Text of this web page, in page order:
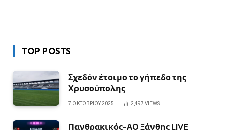
TOP POSTS
Σχεδόν έτοιμο το γήπεδο της
Χρυσούπολης
7 ΟΚΤΩΒΡΊΟΥ 2025 2,497 VIEWS
Πανθρακικός-ΑΟ Ξάνθης LIVE